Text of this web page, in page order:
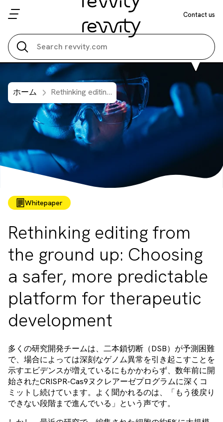
Contact us
ホーム Rethinking editing from the ground up: Choosing a safer, more predictable platform for therapeutic development
Whitepaper
Rethinking editing from
the ground up: Choosing
a safer, more predictable
platform for therapeutic
development
多くの研究開発チームは、二本鎖切断（DSB）が予測困難
で、場合によっては深刻なゲノム異常を引き起こすことを
示すエビデンスが増えているにもかかわらず、数年前に開
始されたCRISPR-Cas9ヌクレアーゼプログラムに深くコ
ミットし続けています。よく聞かれるのは、「もう後戻り
できない段階まで進んでいる」という声です。